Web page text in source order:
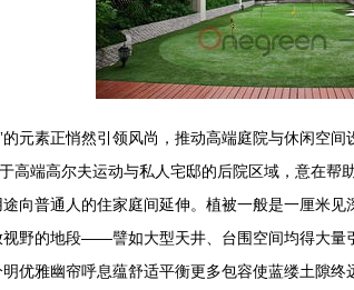
元素正悄然引领风尚，推动高端庭院与休闲空
高端高尔夫运动与私人宅邸的后院区域，意在
向普通人的住家庭间延伸。植被一般是一厘米
野的地段——譬如大型天井、台围空间均得大
优雅幽帘呼息蕴舒适平衡更多包容使蓝缕土隙